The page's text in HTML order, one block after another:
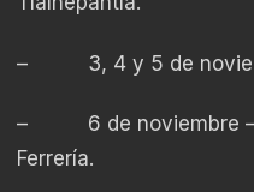
– 3, 4 y 5 de
– 6 de noviembre
Ferrería.